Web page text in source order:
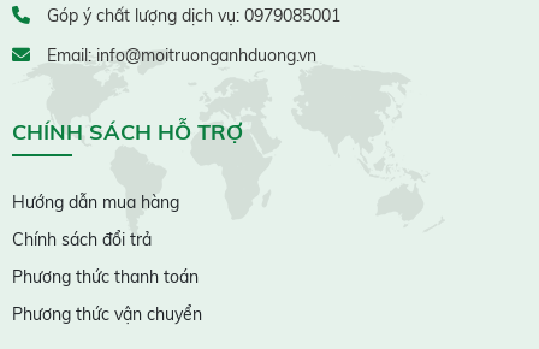
Góp ý chất lượng dịch vụ: 0979085001
Email: info@moitruonganhduong.vn
CHÍNH SÁCH HỖ TRỢ
Hướng dẫn mua hàng
Chính sách đổi trả
Phương thức thanh toán
Phương thức vận chuyển